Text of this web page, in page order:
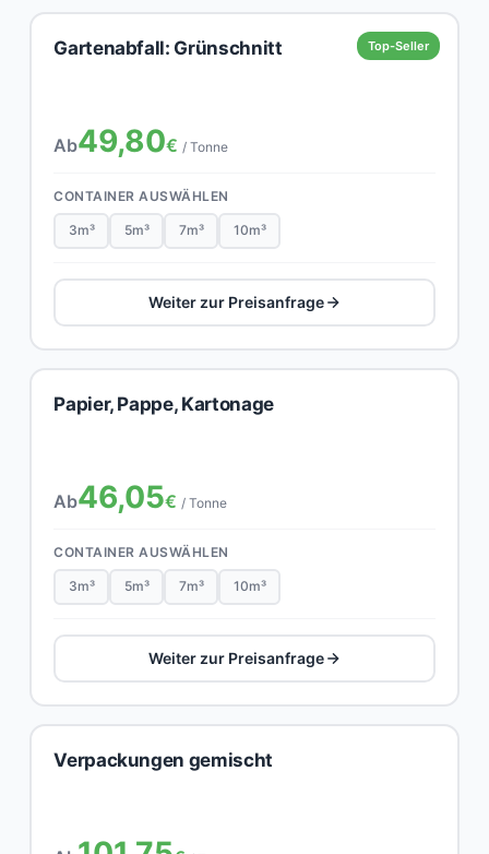
Top-Seller
Gartenabfall: Grünschnitt
Ab49,80€ / Tonne
CONTAINER AUSWÄHLEN
3m³ 5m³ 7m³ 10m³
Weiter zur Preisanfrage
Papier, Pappe, Kartonage
Ab46,05€ / Tonne
CONTAINER AUSWÄHLEN
3m³ 5m³ 7m³ 10m³
Weiter zur Preisanfrage
Verpackungen gemischt